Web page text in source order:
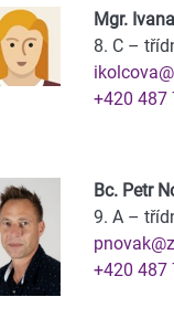
Mgr.
8. C –
+420 487
Bc. Petr
9. A –
+420 487